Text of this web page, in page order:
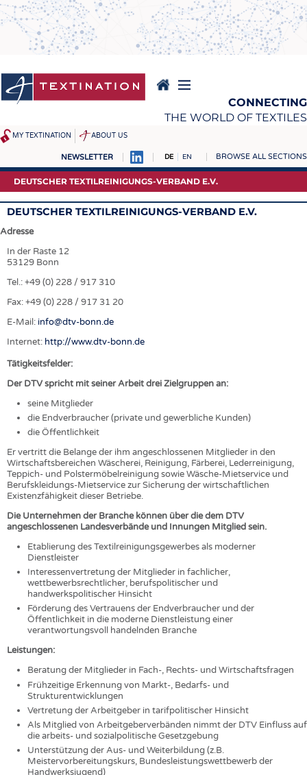
Direkt
zum
Inhalt
CONNECTING
THE WORLD OF TEXTILES
MY TEXTINATION ABOUT US
NEWSLETTER DE EN BROWSE ALL SECTIONS
NEWS
AKTUELLES
REPORTS & INTERVIEWS
TEXTINATION NEWSLINE
ROHSTOFFE
FASERN
COMPOSITES
VEREDLUNG
SENSORIK
RECYCLING
NACHHALTIGKEIT
KREISLAUFWIRTSCHAFT
TECHNISCHE TEXTILIEN
SMART TEXTILES
MEDIZIN
HAUS- UND HEIMTEXTILIEN
TESTS
BUSINESS
UNTERNEHMEN
AUSSCHREIBUNGEN
DTV AUSSCHREIBUNGSDIENST
FAKTEN
STATISTICS
WISSEN
DEUTSCHER TEXTILREINIGUNGS-VERBAND E.V.
DEUTSCHER TEXTILREINIGUNGS-VERBAND E.V.
Adresse
In der Raste 12
53129 Bonn
Tel.: +49 (0) 228 / 917 310
Fax: +49 (0) 228 / 917 31 20
E-Mail: info@dtv-bonn.de
Internet: http://www.dtv-bonn.de
Tätigkeitsfelder:
Der DTV spricht mit seiner Arbeit drei Zielgruppen an:
seine Mitglieder
die Endverbraucher (private und gewerbliche Kunden)
die Öffentlichkeit
Er vertritt die Belange der ihm angeschlossenen Mitglieder in den
Wirtschaftsbereichen Wäscherei, Reinigung, Färberei, Lederreinigung,
Teppich- und Polstermöbelreinigung sowie Wäsche-Mietservice und
Berufskleidungs-Mietservice zur Sicherung der wirtschaftlichen
Existenzfähigkeit dieser Betriebe.
Die Unternehmen der Branche können über die dem DTV
angeschlossenen Landesverbände und Innungen Mitglied sein.
Etablierung des Textilreinigungsgewerbes als moderner
Dienstleister
Interessenvertretung der Mitglieder in fachlicher,
wettbewerbsrechtlicher, berufspolitischer und
handwerkspolitischer Hinsicht
Förderung des Vertrauens der Endverbraucher und der
Öffentlichkeit in die moderne Dienstleistung einer
verantwortungsvoll handelnden Branche
Leistungen:
Beratung der Mitglieder in Fach-, Rechts- und Wirtschaftsfragen
Frühzeitige Erkennung von Markt-, Bedarfs- und
Strukturentwicklungen
Vertretung der Arbeitgeber in tarifpolitischer Hinsicht
Als Mitglied von Arbeitgeberverbänden nimmt der DTV Einfluss auf
die arbeits- und sozialpolitische Gesetzgebung
Unterstützung der Aus- und Weiterbildung (z.B.
Meistervorbereitungskurs, Bundesleistungswettbewerb der
Handwerksjugend)